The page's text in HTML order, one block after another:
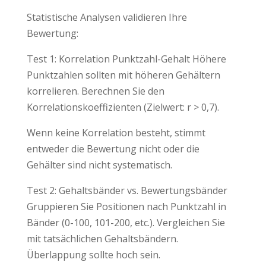
Statistische Analysen validieren Ihre
Bewertung:
Test 1: Korrelation Punktzahl-Gehalt Höhere
Punktzahlen sollten mit höheren Gehältern
korrelieren. Berechnen Sie den
Korrelationskoeffizienten (Zielwert: r > 0,7).
Wenn keine Korrelation besteht, stimmt
entweder die Bewertung nicht oder die
Gehälter sind nicht systematisch.
Test 2: Gehaltsbänder vs. Bewertungsbänder
Gruppieren Sie Positionen nach Punktzahl in
Bänder (0-100, 101-200, etc.). Vergleichen Sie
mit tatsächlichen Gehaltsbändern.
Überlappung sollte hoch sein.